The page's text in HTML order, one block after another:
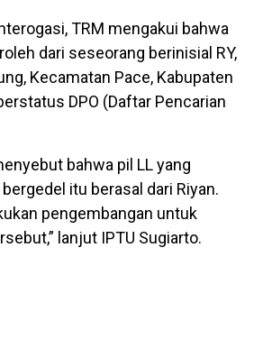
TRM mengakui bahwa
dari seseorang berinisial RY,
Kecamatan Pace, Kabupaten
DPO (Daftar Pencarian
bahwa pil LL yang
itu berasal dari Riyan.
pengembangan untuk
lanjut IPTU Sugiarto.